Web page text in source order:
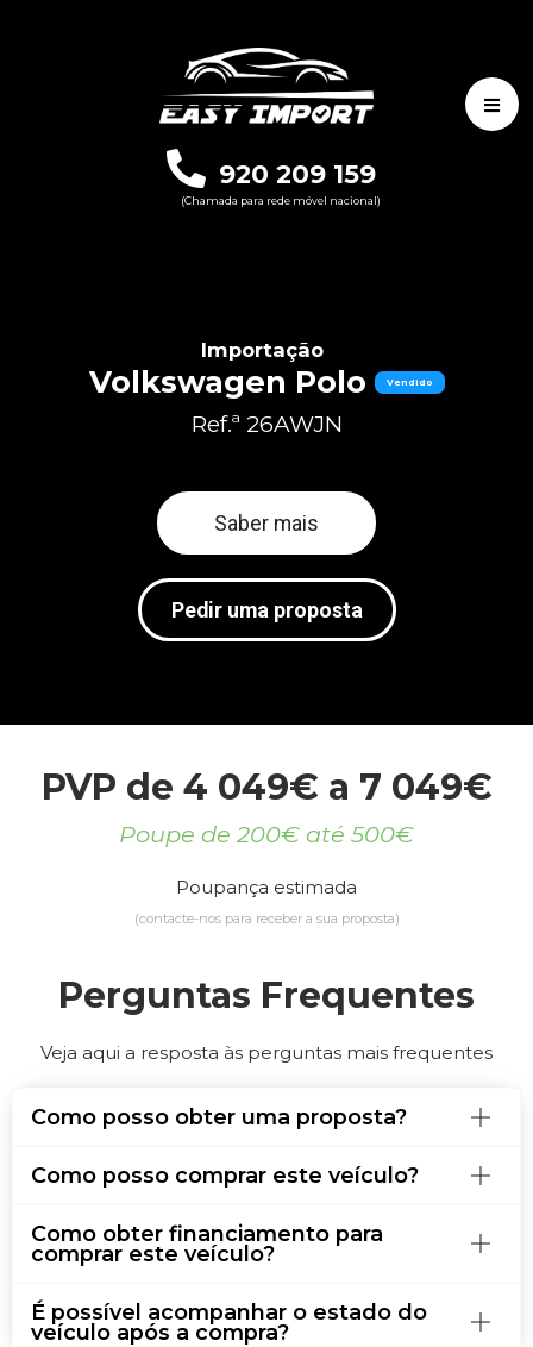
920 209 159
(Chamada para rede móvel nacional)
Importação
Volkswagen Polo Vendido
Ref.ª 26AWJN
Saber mais
Pedir uma proposta
PVP de 4 049€ a 7 049€
Poupe de 200€ até 500€
Poupança estimada
(contacte-nos para receber a sua proposta)
Perguntas Frequentes
Veja aqui a resposta às perguntas mais frequentes
Como posso obter uma proposta?
Como posso comprar este veículo?
Como obter financiamento para
comprar este veículo?
É possível acompanhar o estado do
veículo após a compra?